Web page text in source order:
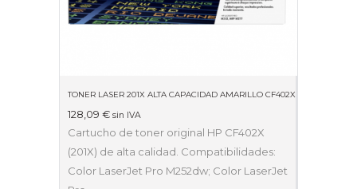
TONER LASER 201X ALTA CAPACIDAD AMARILLO CF402X
128,09 € sin IVA
Cartucho de toner original HP CF402X
(201X) de alta calidad. Compatibilidades:
Color LaserJet Pro M252dw; Color LaserJet